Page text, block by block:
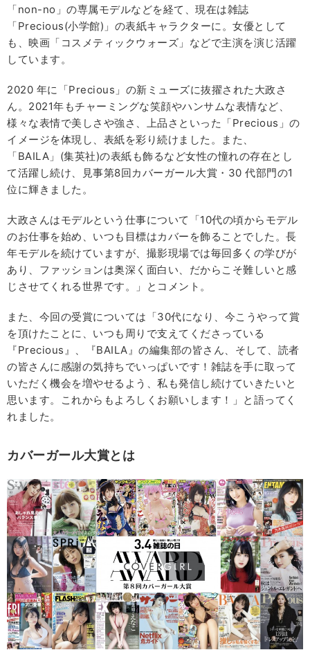
「non-no」の専属モデルなどを経て、現在は雑誌
「Precious(小学館)」の表紙キャラクターに。女優として
も、映画「コスメティックウォーズ」などで主演を演じ活躍
しています。
2020 年に「Precious」の新ミューズに抜擢された大政さ
ん。2021年もチャーミングな笑顔やハンサムな表情など、
様々な表情で美しさや強さ、上品さといった「Precious」の
イメージを体現し、表紙を彩り続けました。また、
「BAILA」(集英社)の表紙も飾るなど女性の憧れの存在とし
て活躍し続け、見事第8回カバーガール大賞・30 代部門の1
位に輝きました。
大政さんはモデルという仕事について「10代の頃からモデル
のお仕事を始め、いつも目標はカバーを飾ることでした。長
年モデルを続けていますが、撮影現場では毎回多くの学びが
あり、ファッションは奥深く面白い、だからこそ難しいと感
じさせてくれる世界です。」とコメント。
また、今回の受賞については「30代になり、今こうやって賞
を頂けたことに、いつも周りで支えてくださっている
『Precious』、『BAILA』の編集部の皆さん、そして、読者
の皆さんに感謝の気持ちでいっぱいです！雑誌を手に取って
いただく機会を増やせるよう、私も発信し続けていきたいと
思います。これからもよろしくお願いします！」と語ってく
れました。
カバーガール大賞とは